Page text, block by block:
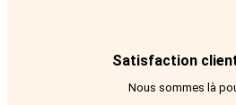
Satisfaction
Nous sommes là